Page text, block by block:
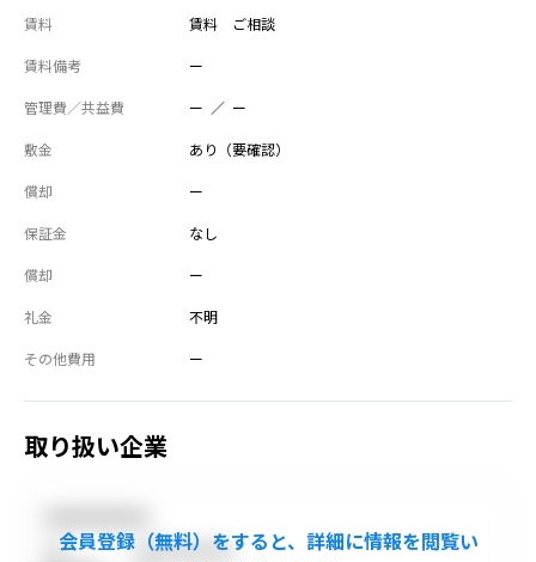
賃料 賃料 ご相談
賃料備考 ー
管理費／共益費 ー ／ ー
敷金 あり（要確認）
償却 ー
保証金 なし
償却 ー
礼金 不明
その他費用 ー
取り扱い企業
TEL
●●●●●●●●●●●●